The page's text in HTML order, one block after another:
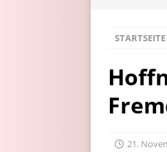
STARTSEITE
21.